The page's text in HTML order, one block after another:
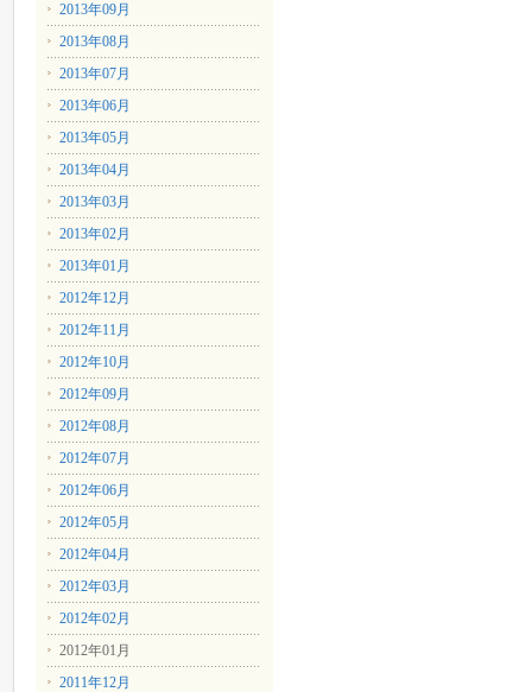
2013年09月
2013年08月
2013年07月
2013年06月
2013年05月
2013年04月
2013年03月
2013年02月
2013年01月
2012年12月
2012年11月
2012年10月
2012年09月
2012年08月
2012年07月
2012年06月
2012年05月
2012年04月
2012年03月
2012年02月
2012年01月
2011年12月